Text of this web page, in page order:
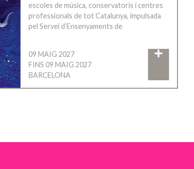
escoles de música, conservatoris i centres
professionals de tot Catalunya, impulsada
pel Servei d’Ensenyaments de
09 MAIG 2027
FINS 09 MAIG 2027
BARCELONA